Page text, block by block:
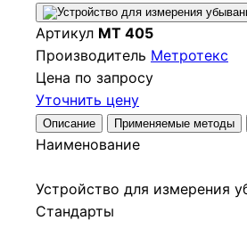
Артикул МТ 405
Производитель Метротекс
Цена по запросу
Уточнить цену
Описание Применяемые методы
Наименование
Устройство для измерения
Стандарты